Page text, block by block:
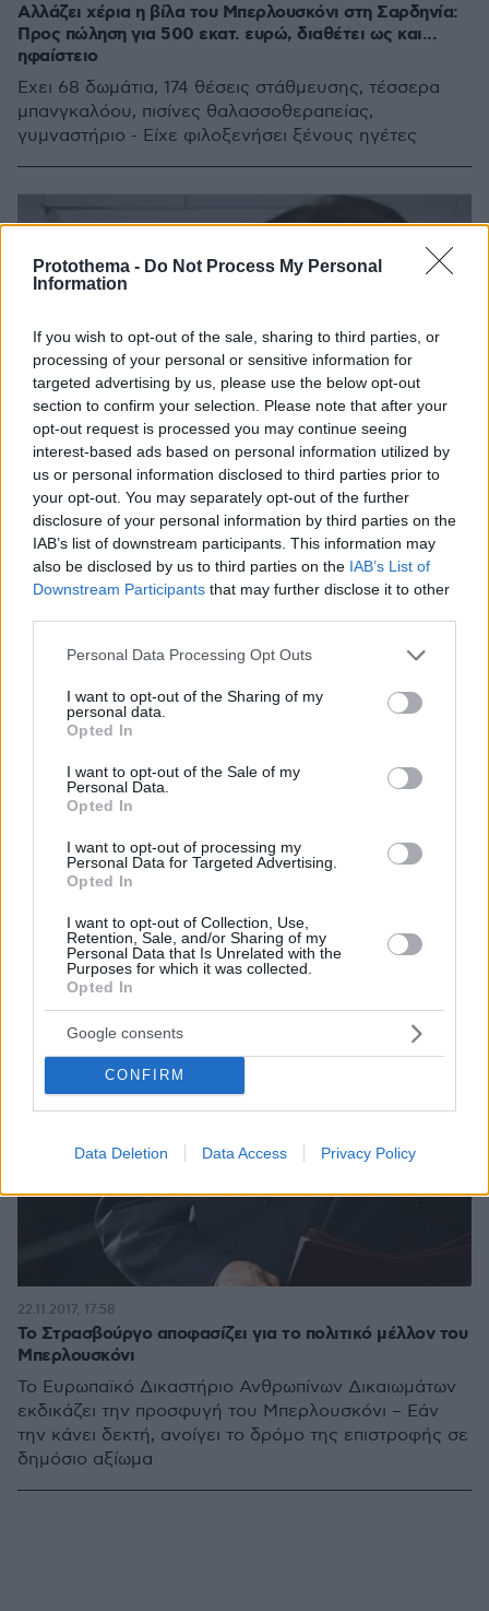
Protothema - Do Not Process My Personal
Information
If you wish to opt-out of the sale, sharing to third parties, or
processing of your personal or sensitive information for
targeted advertising by us, please use the below opt-out
section to confirm your selection. Please note that after your
opt-out request is processed you may continue seeing
interest-based ads based on personal information utilized by
us or personal information disclosed to third parties prior to
your opt-out. You may separately opt-out of the further
disclosure of your personal information by third parties on the
IAB’s list of downstream participants. This information may
also be disclosed by us to third parties on the IAB’s List of
Downstream Participants that may further disclose it to other
Please note that this website/app uses one or more Google
not limited to your visit or usage behaviour. You may click to
grant or deny consent to Google and its third-party tags to
use your data for below specified purposes in below Google
consent section.
Personal Data Processing Opt Outs
I want to opt-out of the Sharing of my
personal data.
Opted In
I want to opt-out of the Sale of my
Personal Data.
Opted In
I want to opt-out of processing my
Personal Data for Targeted Advertising.
Opted In
I want to opt-out of Collection, Use,
Retention, Sale, and/or Sharing of my
Personal Data that Is Unrelated with the
Purposes for which it was collected.
Opted In
Google consents
CONFIRM
Data Deletion Data Access Privacy Policy
Αλλάζει χέρια η βίλα του Μπερλουσκόνι στη Σαρδηνία:
Προς πώληση για 500 εκατ. ευρώ, διαθέτει ως και...
ηφαίστειο
Έχει 68 δωμάτια, 174 θέσεις στάθμευσης, τέσσερα
μπανγκαλόου, πισίνες θαλασσοθεραπείας,
γυμναστήριο - Είχε φιλοξενήσει ξένους ηγέτες
Στέλλα Γεωργιάδου: Ένας δημοσιογράφος με ρώτησε
αν είχα ειδύλλιο με τον Μπερλουσκόνι
που είχε δεχτεί σχετικά με την εμφάνισή της
Το Στρασβούργο αποφασίζει για το πολιτικό μέλλον του
Μπερλουσκόνι
Το Ευρωπαϊκό Δικαστήριο Ανθρωπίνων Δικαιωμάτων
εκδικάζει την προσφυγή του Μπερλουσκόνι – Εάν
την κάνει δεκτή, ανοίγει το δρόμο της επιστροφής σε
δημόσιο αξίωμα
22.11.2017, 17:58